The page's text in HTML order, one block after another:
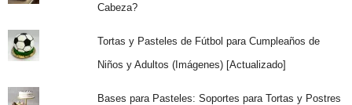
Cabeza?
Tortas y Pasteles de Fútbol para Cumpleaños de
Niños y Adultos (Imágenes) [Actualizado]
Bases para Pasteles: Soportes para Tortas y Postres